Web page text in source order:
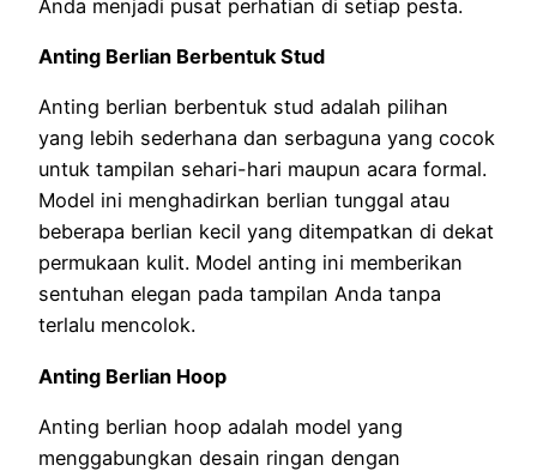
Anda menjadi pusat perhatian di setiap pesta.
Anting Berlian Berbentuk Stud
Anting berlian berbentuk stud adalah pilihan
yang lebih sederhana dan serbaguna yang cocok
untuk tampilan sehari-hari maupun acara formal.
Model ini menghadirkan berlian tunggal atau
beberapa berlian kecil yang ditempatkan di dekat
permukaan kulit. Model anting ini memberikan
sentuhan elegan pada tampilan Anda tanpa
terlalu mencolok.
Anting Berlian Hoop
Anting berlian hoop adalah model yang
menggabungkan desain ringan dengan